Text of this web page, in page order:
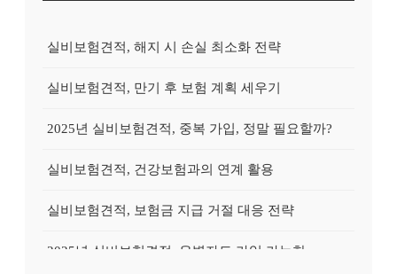
실비보험견적, 해지 시 손실 최소화 전략
실비보험견적, 만기 후 보험 계획 세우기
2025년 실비보험견적, 중복 가입, 정말 필요할까?
실비보험견적, 건강보험과의 연계 활용
실비보험견적, 보험금 지급 거절 대응 전략